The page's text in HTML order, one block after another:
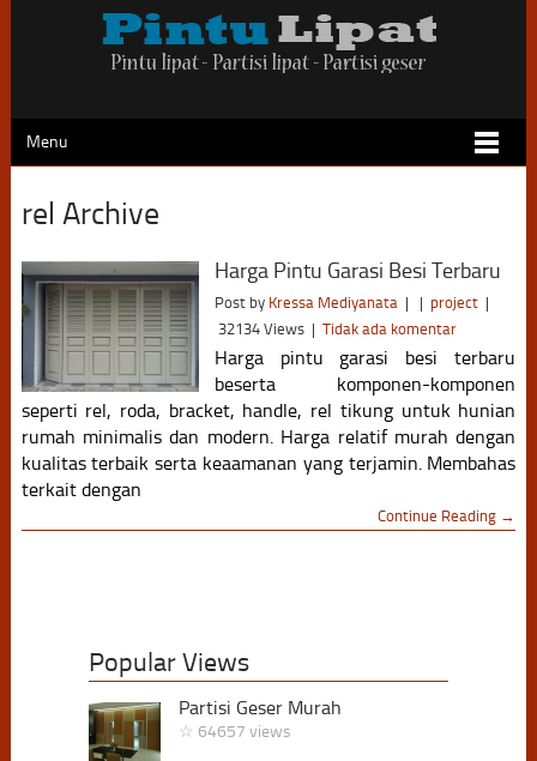
Menu
rel Archive
Harga Pintu Garasi Besi Terbaru
Post by Kressa Mediyanata | | project |
32134 Views | Tidak ada komentar
Harga pintu garasi besi terbaru
beserta komponen-komponen
seperti rel, roda, bracket, handle, rel tikung untuk hunian
rumah minimalis dan modern. Harga relatif murah dengan
kualitas terbaik serta keaamanan yang terjamin. Membahas
terkait dengan
Continue Reading →
Popular Views
Partisi Geser Murah
☆ 64657 views